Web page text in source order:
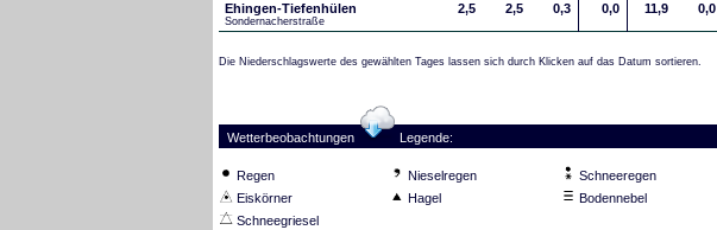
Ehingen-Tiefenhülen
Sondernacherstraße
2,5 2,5 0,3 0,0 11,9 0,0
Die Niederschlagswerte des gewählten Tages lassen sich durch Klicken auf das Datum sortieren.
Wetterbeobachtungen Legende:
Regen Nieselregen Schneeregen
Eiskörner
Hagel Bodennebel
Schneegriesel